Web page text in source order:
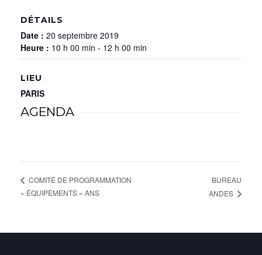
DÉTAILS
Date : 20 septembre 2019
Heure : 10 h 00 min - 12 h 00 min
LIEU
PARIS
AGENDA
COMITÉ DE PROGRAMMATION
« ÉQUIPEMENTS » ANS
BUREAU
ANDES